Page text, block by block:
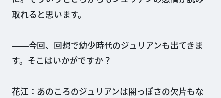
取れると思います。
――今回、回想で幼少時代のジュリアンも出てきま
す。そこはいかがですか？
花江：あのころのジュリアンは闇っぽさの欠片もな